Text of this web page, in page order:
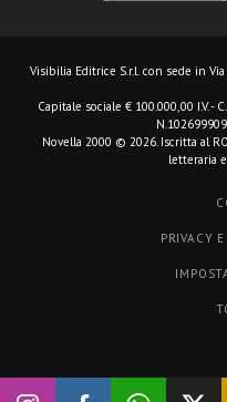
Visibilia Editrice S.r.l. con sede in
Capitale sociale € 100.000,00 I.V. -
Novella 2000 © 2026. Iscritta al
letteraria
PRIVACY